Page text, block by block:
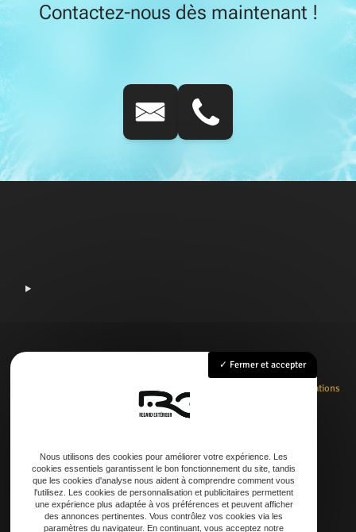
Contactez-nous dès maintenant !
Entretien
Nos réalisations
Contact
Adresse
21 AVENUE DE LAOUADIE, 40600 Biscarrosse
Fermer et accepter
Nous utilisons des cookies pour améliorer votre expérience. Les
cookies essentiels garantissent le bon fonctionnement du site, tandis
que les cookies d'analyse nous aident à comprendre comment vous
l'utilisez. Les cookies de personnalisation et publicitaires permettent
une expérience plus adaptée à vos préférences et peuvent afficher
des annonces pertinentes. Vous contrôlez vos cookies via les
paramètres du navigateur. En continuant, vous acceptez notre